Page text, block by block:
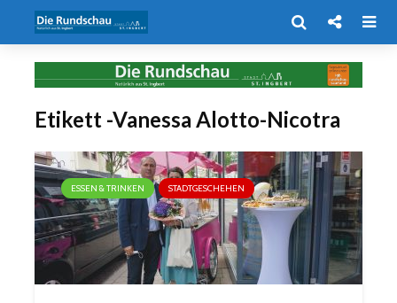
Etikett -Vanessa Alotto-Nicotra
ESSEN & TRINKEN STADTGESCHEHEN